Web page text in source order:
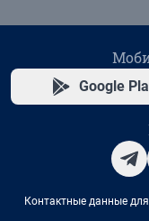
Google
Контактные данные